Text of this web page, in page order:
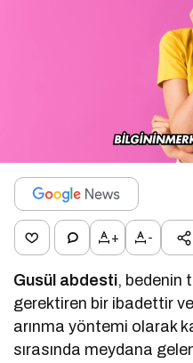
+ -
Gusül abdesti, bedenin
gerektiren bir ibadettir
arınma yöntemi olarak
sırasında meydana